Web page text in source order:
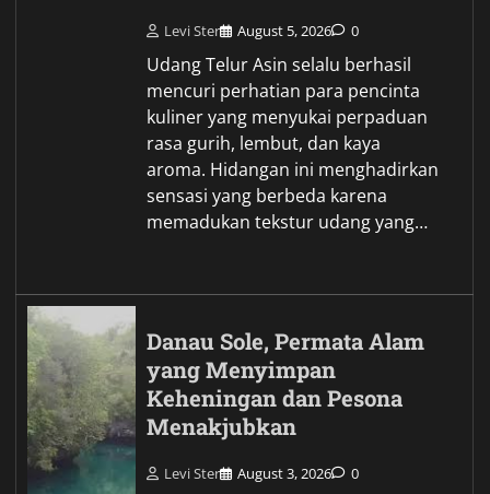
Levi Ster August 5, 2026 0
Udang Telur Asin selalu berhasil
mencuri perhatian para pencinta
kuliner yang menyukai perpaduan
rasa gurih, lembut, dan kaya
aroma. Hidangan ini menghadirkan
sensasi yang berbeda karena
memadukan tekstur udang yang…
Danau Sole, Permata Alam
yang Menyimpan
Keheningan dan Pesona
Menakjubkan
Levi Ster August 3, 2026 0